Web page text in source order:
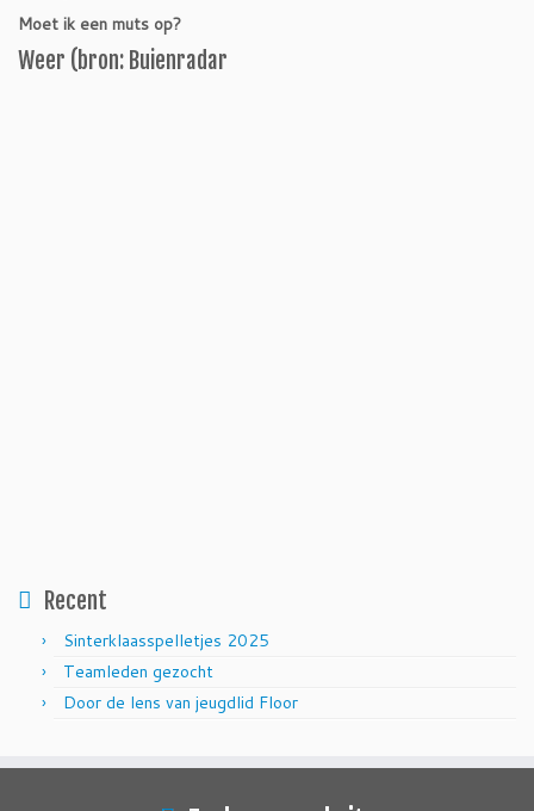
Moet ik een muts op?
Weer (bron: Buienradar
Recent
Sinterklaasspelletjes 2025
Teamleden gezocht
Door de lens van jeugdlid Floor